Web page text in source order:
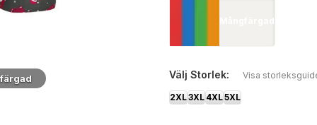
Mångfärgad
Välj Storlek: Visa
2XL3XL 4XL5XL